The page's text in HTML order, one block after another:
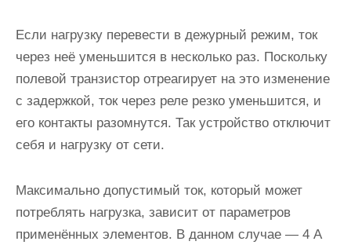
Если нагрузку перевести в дежурный режим, ток
через неё уменьшится в несколько раз. Поскольку
полевой транзистор отреагирует на это изменение
с задержкой, ток через реле резко уменьшится, и
его контакты разомнутся. Так устройство отключит
себя и нагрузку от сети.
Максимально допустимый ток, который может
потреблять нагрузка, зависит от параметров
применённых элементов. В данном случае — 4 А